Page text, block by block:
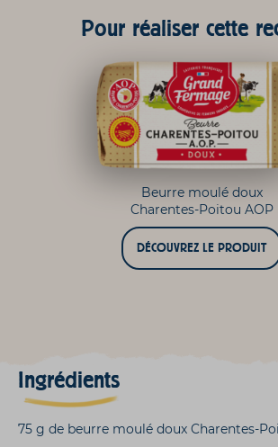
Pour réaliser cette
Beurre moulé doux
Charentes-Poitou AOP
DÉCOUVREZ LE PRODUIT
Ingrédients
75 g de beurre moulé doux Charentes-